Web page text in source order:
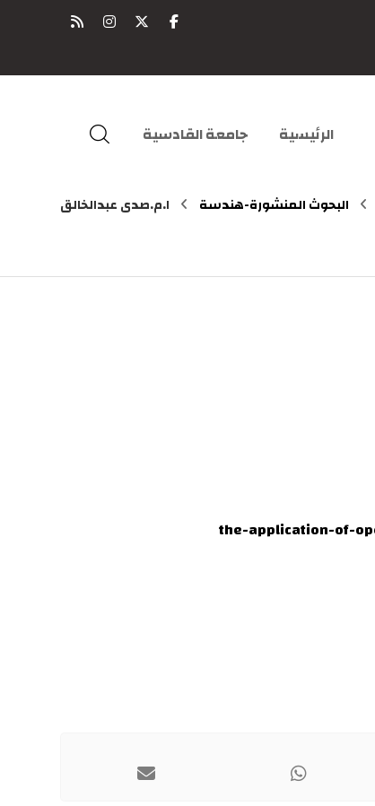
الرئيسية جامعة القادسية
البحوث المنشورة-هندسة ا.م.صدى عبدالخالق
the-application-of-